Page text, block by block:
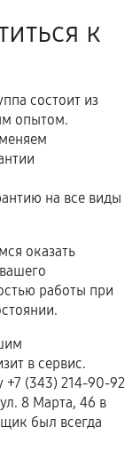
или
к
состоит из
опытом.
на все виды
оказать
работы при
в сервис.
+7 (343) 214-90-92
8 Марта, 46 в
был всегда